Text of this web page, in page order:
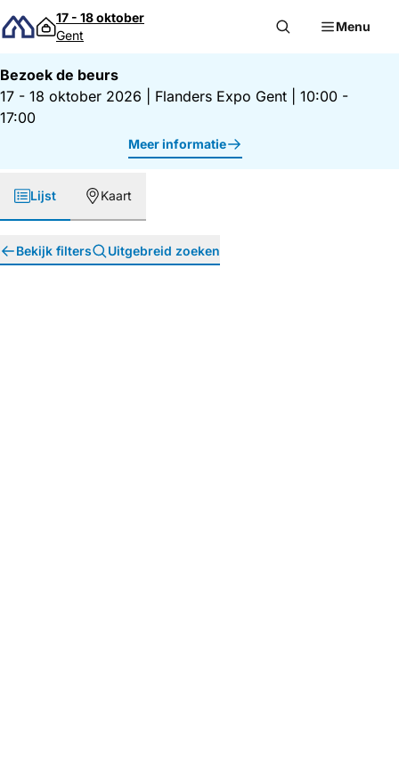
Direct naar inhoud
17 - 18 oktober
Gent
Menu
Bezoek de beurs
17 - 18 oktober 2026
Flanders Expo Gent
10:00 -
17:00
Meer informatie
Lijst Kaart
Bekijk filters Uitgebreid zoeken